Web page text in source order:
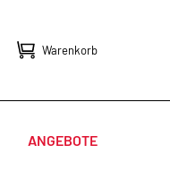
Warenkorb
ANGEBOTE